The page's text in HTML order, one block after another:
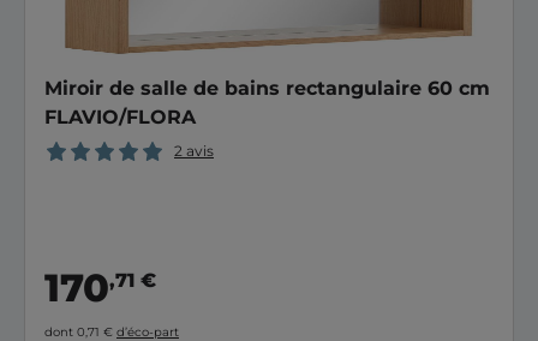
Miroir de salle de bains rectangulaire 60 cm
FLAVIO/FLORA
2 avis
170,71 €
dont 0,71 € d’éco-part